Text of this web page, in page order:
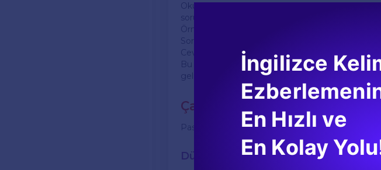
Okuma-anlama bölümlerinde genellikle bir
sorulmaktadır. Bu tür alıştırmalarda metni
Örnek metin: "Tom is a student. He studies hard
Soru: What does Tom love to do?
Cevap: He loves to play football.
Bu tür sorular, okuduğunuz metni anlamanızı
geliştirmek için düzenli olarak pratik yapmalısınız.
Çalışma İpuçları
Pasifik Yayınları workbook'unu daha verimli
Düzenli Çalışma
İngilizce
En Hızlı ve
En Kolay